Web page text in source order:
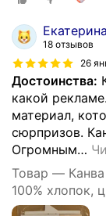
18 отзывов
26
Достоинства:
какой
материал,
сюрпризов.
Огромным…
Товар —
100% хлопок,
Schulertuch